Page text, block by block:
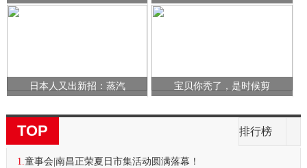
日本人又出新招：蒸汽 宝贝你秃了，是时候剪
TOP 排行榜
1.童事会|南昌正荣夏日市集活动圆满落幕！